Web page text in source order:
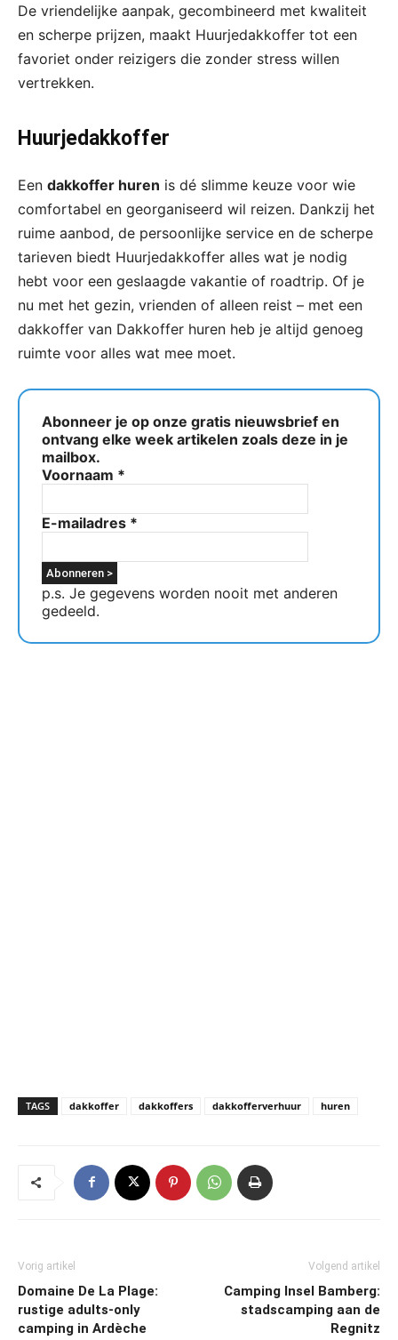
De vriendelijke aanpak, gecombineerd met kwaliteit
en scherpe prijzen, maakt Huurjedakkoffer tot een
favoriet onder reizigers die zonder stress willen
vertrekken.
Huurjedakkoffer
Een dakkoffer huren is dé slimme keuze voor wie
comfortabel en georganiseerd wil reizen. Dankzij het
ruime aanbod, de persoonlijke service en de scherpe
tarieven biedt Huurjedakkoffer alles wat je nodig
hebt voor een geslaagde vakantie of roadtrip. Of je
nu met het gezin, vrienden of alleen reist – met een
dakkoffer van Dakkoffer huren heb je altijd genoeg
ruimte voor alles wat mee moet.
Abonneer je op onze gratis nieuwsbrief en
ontvang elke week artikelen zoals deze in je
mailbox.
Voornaam *
E-mailadres *
p.s. Je gegevens worden nooit met anderen
gedeeld.
TAGS dakkoffer dakkoffers dakkofferverhuur huren
Vorig artikel
Domaine De La Plage:
rustige adults-only
camping in Ardèche
Volgend artikel
Camping Insel Bamberg:
stadscamping aan de
Regnitz